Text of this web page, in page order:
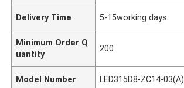
Delivery Time 5-15working days
Minimum Order Q
uantity
200
Model Number LED315D8-ZC14-03(A)